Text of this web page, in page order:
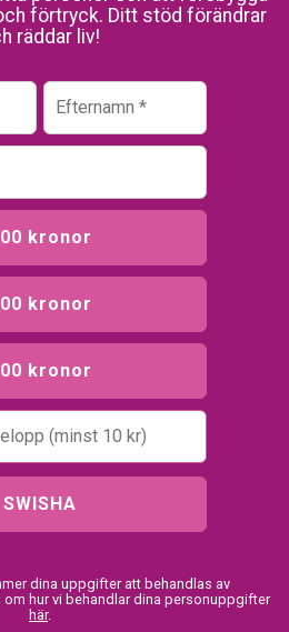
förtryck. Ditt stöd förändrar
räddar liv!
kronor
kronor
kronor
SWISHA
dina uppgifter att behandlas av
om hur vi behandlar dina personuppgifter
här.